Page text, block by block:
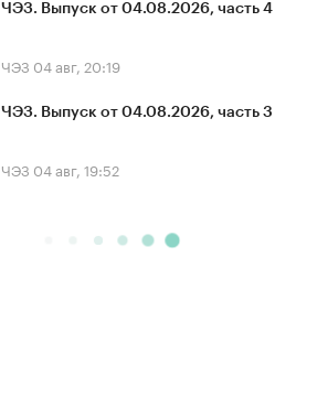
ЧЭЗ. Выпуск от 04.08.2026, часть 4
ЧЭЗ 04 авг, 20:19
ЧЭЗ. Выпуск от 04.08.2026, часть 3
ЧЭЗ 04 авг, 19:52